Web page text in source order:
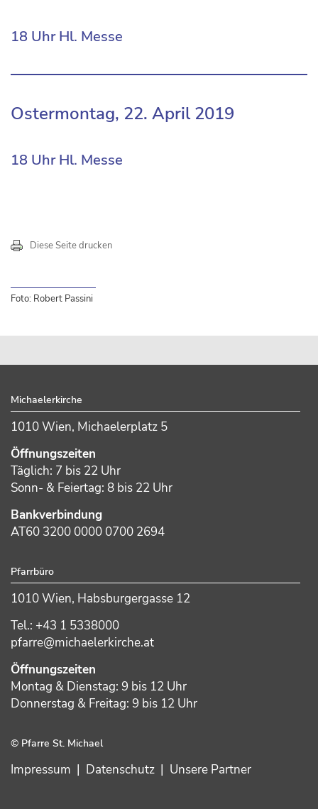
18 Uhr Hl. Messe
Ostermontag, 22. April 2019
18 Uhr Hl. Messe
Diese Seite drucken
Foto: Robert Passini
Michaelerkirche
1010 Wien, Michaelerplatz 5
Öffnungszeiten
Täglich: 7 bis 22 Uhr
Sonn- & Feiertag: 8 bis 22 Uhr
Bankverbindung
AT60 3200 0000 0700 2694
Pfarrbüro
1010 Wien, Habsburgergasse 12
Tel.: +43 1 5338000
pfarre@michaelerkirche.at
Öffnungszeiten
Montag & Dienstag: 9 bis 12 Uhr
Donnerstag & Freitag: 9 bis 12 Uhr
© Pfarre St. Michael
Impressum | Datenschutz | Unsere Partner